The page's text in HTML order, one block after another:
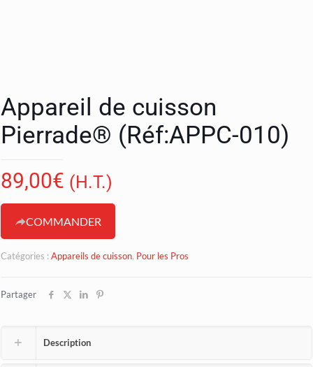
Appareil de cuisson
Pierrade® (Réf:APPC-010)
89,00€ (H.T.)
COMMANDER
Catégories :Appareils de cuisson, Pour les Pros
Partager
Description